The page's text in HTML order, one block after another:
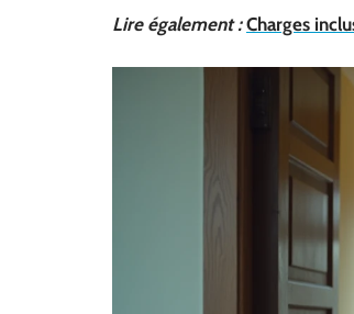
Lire également : Charges